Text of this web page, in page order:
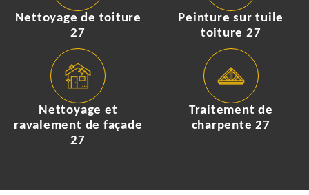
Nettoyage de toiture
27
Peinture sur tuile
toiture 27
Nettoyage et
ravalement de façade
27
Traitement de
charpente 27